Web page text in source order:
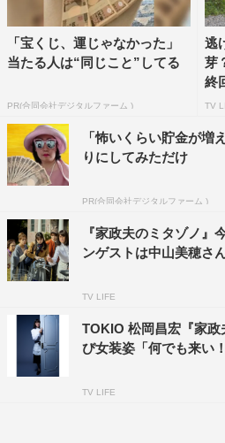
「宝くじ、運じゃなかった」
当たる人は“同じこと”してる
PR(合同会社デジタルファーム )
逃
芽
終
TV
「怖いくらい貯金が
りにしてみただけ
PR(合同会社デジタルファーム )
『家政夫のミタゾノ
ンゲストは中山美穂
TV LIFE
TOKIO 松岡昌宏『家
び女装姿「何でも来い
TV LIFE